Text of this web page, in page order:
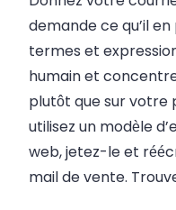
demande ce qu’il
termes et
humain et
plutôt que sur votre
utilisez un modèle
web, jetez-le et
mail de vente.